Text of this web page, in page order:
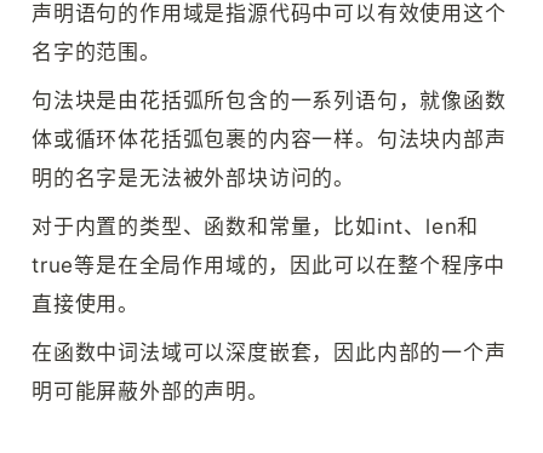
声明语句的作用域是指源代码中可以有效使用这个
名字的范围。
句法块是由花括弧所包含的一系列语句，就像函数
体或循环体花括弧包裹的内容一样。句法块内部声
明的名字是无法被外部块访问的。
对于内置的类型、函数和常量，比如int、len和
true等是在全局作用域的，因此可以在整个程序中
直接使用。
在函数中词法域可以深度嵌套，因此内部的一个声
明可能屏蔽外部的声明。